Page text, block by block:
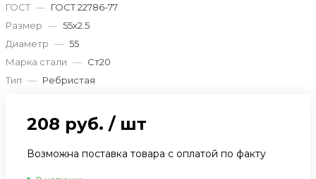
ГОСТ — ГОСТ 22786-77
Размер — 55х2.5
Диаметр — 55
Марка стали — Ст20
Тип — Ребристая
208 руб. / шт
Возможна поставка товара с оплатой по факту